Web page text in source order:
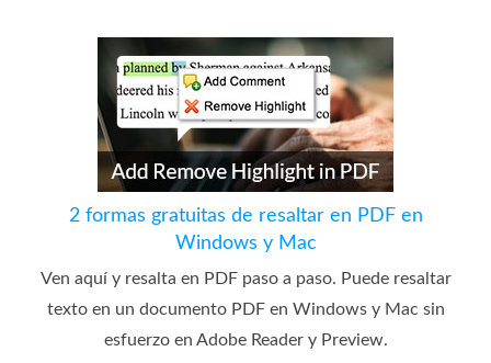
2 formas gratuitas de resaltar en PDF en
Windows y Mac
Ven aquí y resalta en PDF paso a paso. Puede resaltar
texto en un documento PDF en Windows y Mac sin
esfuerzo en Adobe Reader y Preview.